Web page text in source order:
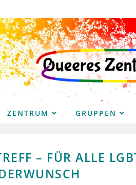
ZENTRUM GRUPPEN
– FÜR ALLE